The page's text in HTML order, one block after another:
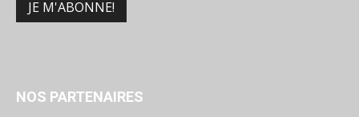
NOS PARTENAIRES